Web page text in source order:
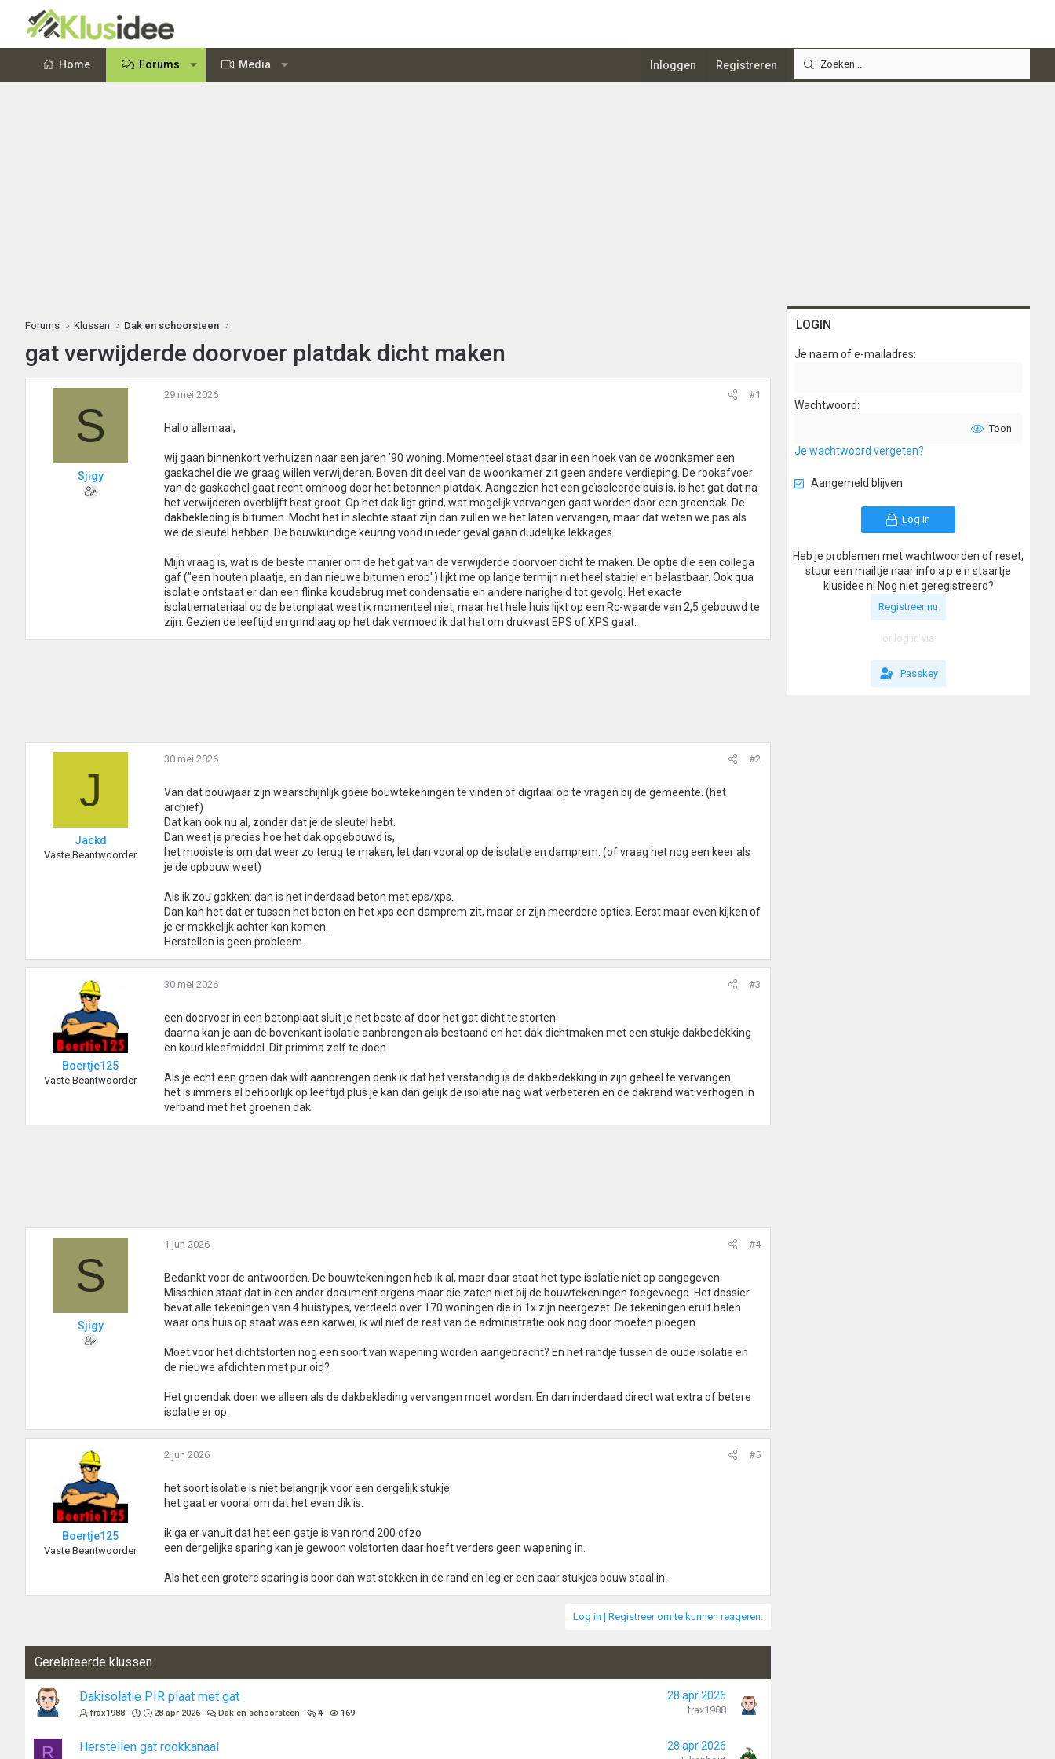
Home Forums Media Inloggen Registreren
Forums Klussen Dak en schoorsteen
gat verwijderde doorvoer platdak dicht maken
S
Sjigy
29 mei 2026 #1
Hallo allemaal,
wij gaan binnenkort verhuizen naar een jaren '90 woning. Momenteel staat daar in een hoek van de woonkamer een
gaskachel die we graag willen verwijderen. Boven dit deel van de woonkamer zit geen andere verdieping. De rookafvoer
van de gaskachel gaat recht omhoog door het betonnen platdak. Aangezien het een geïsoleerde buis is, is het gat dat na
het verwijderen overblijft best groot. Op het dak ligt grind, wat mogelijk vervangen gaat worden door een groendak. De
dakbekleding is bitumen. Mocht het in slechte staat zijn dan zullen we het laten vervangen, maar dat weten we pas als
we de sleutel hebben. De bouwkundige keuring vond in ieder geval gaan duidelijke lekkages.
Mijn vraag is, wat is de beste manier om de het gat van de verwijderde doorvoer dicht te maken. De optie die een collega
gaf ("een houten plaatje, en dan nieuwe bitumen erop") lijkt me op lange termijn niet heel stabiel en belastbaar. Ook qua
isolatie ontstaat er dan een flinke koudebrug met condensatie en andere narigheid tot gevolg. Het exacte
isolatiemateriaal op de betonplaat weet ik momenteel niet, maar het hele huis lijkt op een Rc-waarde van 2,5 gebouwd te
zijn. Gezien de leeftijd en grindlaag op het dak vermoed ik dat het om drukvast EPS of XPS gaat.
J
Jackd
Vaste Beantwoorder
30 mei 2026 #2
Van dat bouwjaar zijn waarschijnlijk goeie bouwtekeningen te vinden of digitaal op te vragen bij de gemeente. (het
archief)
Dat kan ook nu al, zonder dat je de sleutel hebt.
Dan weet je precies hoe het dak opgebouwd is,
het mooiste is om dat weer zo terug te maken, let dan vooral op de isolatie en damprem. (of vraag het nog een keer als
je de opbouw weet)
Als ik zou gokken: dan is het inderdaad beton met eps/xps.
Dan kan het dat er tussen het beton en het xps een damprem zit, maar er zijn meerdere opties. Eerst maar even kijken of
je er makkelijk achter kan komen.
Herstellen is geen probleem.
Boertje125
Vaste Beantwoorder
30 mei 2026 #3
een doorvoer in een betonplaat sluit je het beste af door het gat dicht te storten.
daarna kan je aan de bovenkant isolatie aanbrengen als bestaand en het dak dichtmaken met een stukje dakbedekking
en koud kleefmiddel. Dit primma zelf te doen.
Als je echt een groen dak wilt aanbrengen denk ik dat het verstandig is de dakbedekking in zijn geheel te vervangen
het is immers al behoorlijk op leeftijd plus je kan dan gelijk de isolatie nag wat verbeteren en de dakrand wat verhogen in
verband met het groenen dak.
S
Sjigy
1 jun 2026 #4
Bedankt voor de antwoorden. De bouwtekeningen heb ik al, maar daar staat het type isolatie niet op aangegeven.
Misschien staat dat in een ander document ergens maar die zaten niet bij de bouwtekeningen toegevoegd. Het dossier
bevat alle tekeningen van 4 huistypes, verdeeld over 170 woningen die in 1x zijn neergezet. De tekeningen eruit halen
waar ons huis op staat was een karwei, ik wil niet de rest van de administratie ook nog door moeten ploegen.
Moet voor het dichtstorten nog een soort van wapening worden aangebracht? En het randje tussen de oude isolatie en
de nieuwe afdichten met pur oid?
Het groendak doen we alleen als de dakbekleding vervangen moet worden. En dan inderdaad direct wat extra of betere
isolatie er op.
Boertje125
Vaste Beantwoorder
2 jun 2026 #5
het soort isolatie is niet belangrijk voor een dergelijk stukje.
het gaat er vooral om dat het even dik is.
ik ga er vanuit dat het een gatje is van rond 200 ofzo
een dergelijke sparing kan je gewoon volstorten daar hoeft verders geen wapening in.
Als het een grotere sparing is boor dan wat stekken in de rand en leg er een paar stukjes bouw staal in.
Log in | Registreer om te kunnen reageren.
Gerelateerde klussen
Dakisolatie PIR plaat met gat
frax1988 28 apr 2026 Dak en schoorsteen 4 169
28 apr 2026
frax1988
R Herstellen gat rookkanaal 28 apr 2026
LOGIN
Je naam of e-mailadres
Wachtwoord
Toon
Je wachtwoord vergeten?
Aangemeld blijven
Log in
Heb je problemen met wachtwoorden of reset,
stuur een mailtje naar info a p e n staartje
klusidee nl Nog niet geregistreerd?
Registreer nu
or log in via
Passkey